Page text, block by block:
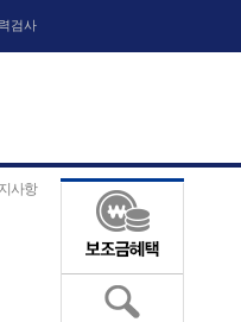
검사
사항